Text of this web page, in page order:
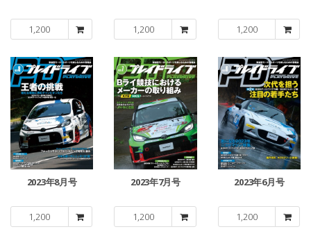
1,200 1,200 1,200
2023年8月号
1,200
2023年7月号
1,200
2023年6月号
1,200